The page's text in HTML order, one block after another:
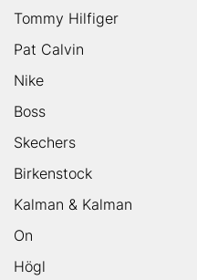
Tommy Hilfiger
Pat Calvin
Nike
Boss
Skechers
Birkenstock
Kalman & Kalman
On
Högl